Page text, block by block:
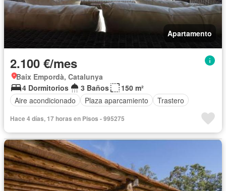
Apartamento
2.100 €/mes
Baix Empordà, Catalunya
4 Dormitorios
3 Baños
150 m²
Aire acondicionado
Plaza aparcamiento Trastero
Hace 4 días, 17 horas en Pisos - 995275